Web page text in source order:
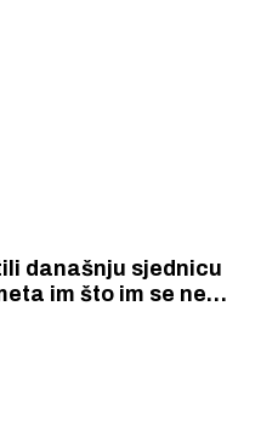
današnju sjednicu
im što im se ne